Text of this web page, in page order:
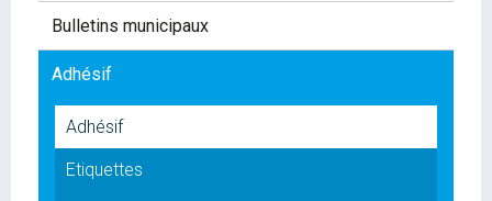
Bulletins municipaux
Adhésif
Adhésif
Etiquettes